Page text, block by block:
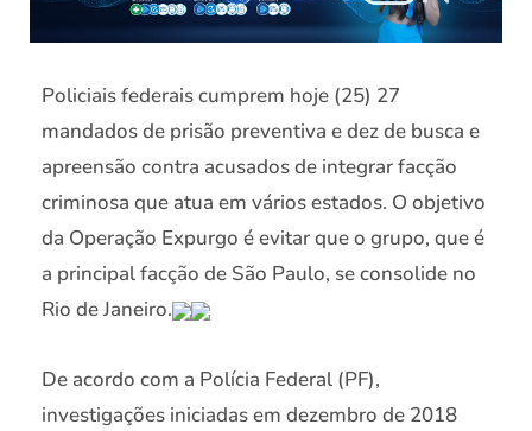
Policiais federais cumprem hoje (25) 27
mandados de prisão preventiva e dez de busca e
apreensão contra acusados de integrar facção
criminosa que atua em vários estados. O objetivo
da Operação Expurgo é evitar que o grupo, que é
a principal facção de São Paulo, se consolide no
Rio de Janeiro.
De acordo com a Polícia Federal (PF),
investigações iniciadas em dezembro de 2018